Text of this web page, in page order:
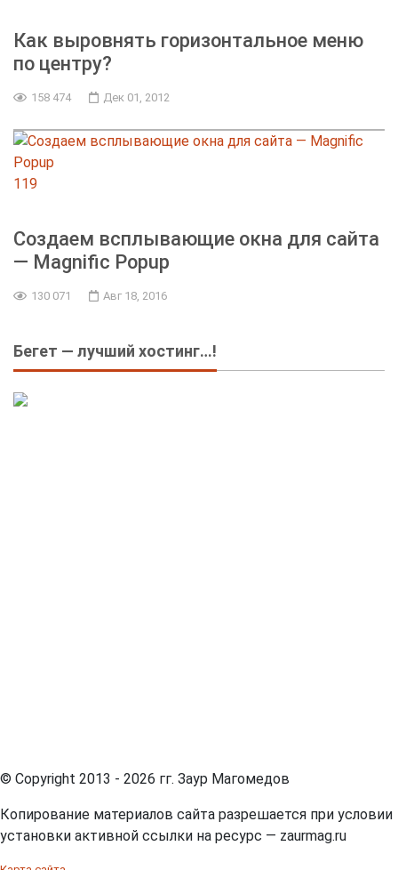
Как выровнять горизонтальное меню
по центру?
158 474 Дек 01, 2012
119
Создаем всплывающие окна для сайта
— Magnific Popup
130 071 Авг 18, 2016
Бегет — лучший хостинг…!
© Copyright 2013 - 2026 гг. Заур Магомедов
Копирование материалов сайта разрешается при условии
установки активной ссылки на ресурс — zaurmag.ru